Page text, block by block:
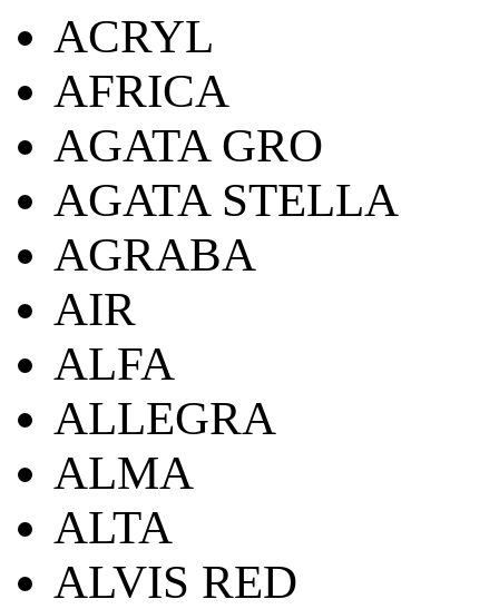
ACRYL
AFRICA
AGATA GRO
AGATA STELLA
AGRABA
AIR
ALFA
ALLEGRA
ALMA
ALTA
ALVIS RED